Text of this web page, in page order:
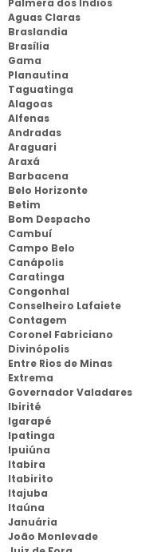
Palmera dos Indios
Aguas Claras
Braslandia
Brasília
Gama
Planautina
Taguatinga
Alagoas
Alfenas
Andradas
Araguari
Araxá
Barbacena
Belo Horizonte
Betim
Bom Despacho
Cambuí
Campo Belo
Canápolis
Caratinga
Congonhal
Conselheiro Lafaiete
Contagem
Coronel Fabriciano
Divinópolis
Entre Rios de Minas
Extrema
Governador Valadares
Ibirité
Igarapé
Ipatinga
Ipuiúna
Itabira
Itabirito
Itajuba
Itaúna
Januária
João Monlevade